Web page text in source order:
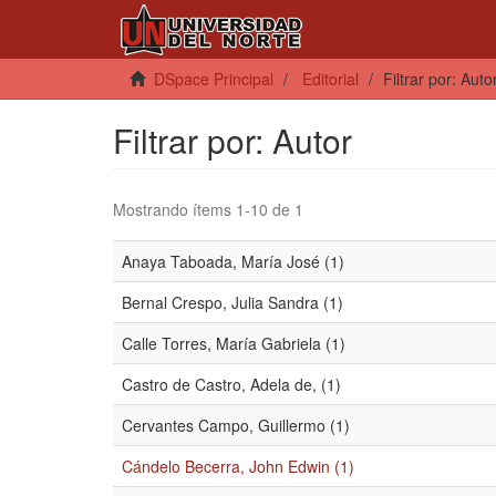
DSpace Principal Editorial Filtrar por:
Filtrar por: Autor
Mostrando ítems 1-10 de 1
Anaya Taboada, María José (1)
Bernal Crespo, Julia Sandra (1)
Calle Torres, María Gabriela (1)
Castro de Castro, Adela de, (1)
Cervantes Campo, Guillermo (1)
Cándelo Becerra, John Edwin (1)